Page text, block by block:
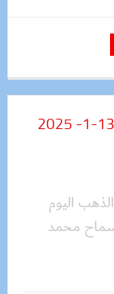
اليوم
محمد